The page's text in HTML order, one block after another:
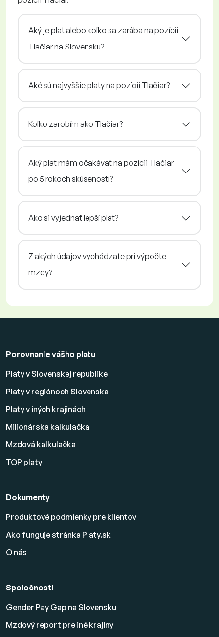
Aký je plat alebo koľko sa zarába na pozícii
Tlačiar na Slovensku?
Aké sú najvyššie platy na pozícii Tlačiar?
Koľko zarobím ako Tlačiar?
Aký plat mám očakávať na pozícii Tlačiar
po 5 rokoch skúseností?
Ako si vyjednať lepší plat?
Z akých údajov vychádzate pri výpočte
mzdy?
Porovnanie vášho platu
Platy v Slovenskej republike
Platy v regiónoch Slovenska
Platy v iných krajinách
Milionárska kalkulačka
Mzdová kalkulačka
TOP platy
Dokumenty
Produktové podmienky pre klientov
Ako funguje stránka Platy.sk
O nás
Spoločnosti
Gender Pay Gap na Slovensku
Mzdový report pre iné krajiny